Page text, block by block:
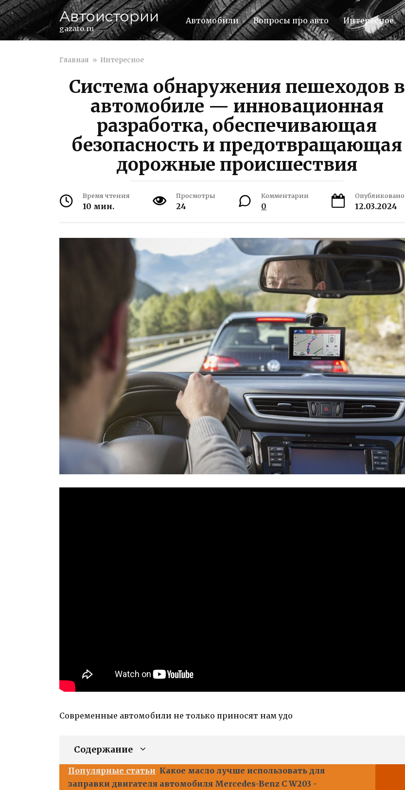
Перейти
к
контенту
Автоистории
gazato.ru
Автомобили Вопросы про авто Интересное
Главная » Интересное
Система обнаружения пешеходов в
автомобиле — инновационная
разработка, обеспечивающая
безопасность и предотвращающая
дорожные происшествия
Время чтения
10 мин.
Просмотры
24
Комментарии
0
Опубликовано
12.03.2024
Современные автомобили не только приносят нам удо
Содержание
Популярные статьи Какое масло лучше использовать для
заправки двигателя автомобиля Mercedes-Benz C W203 -